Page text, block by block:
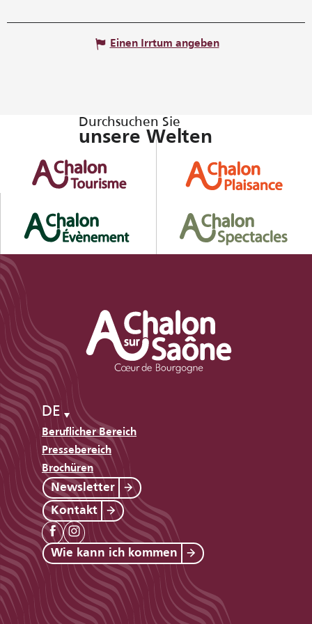
Einen Irrtum angeben
Durchsuchen Sie
unsere Welten
DE
Beruflicher Bereich
Pressebereich
Brochüren
Newsletter
Kontakt
Wie kann ich kommen